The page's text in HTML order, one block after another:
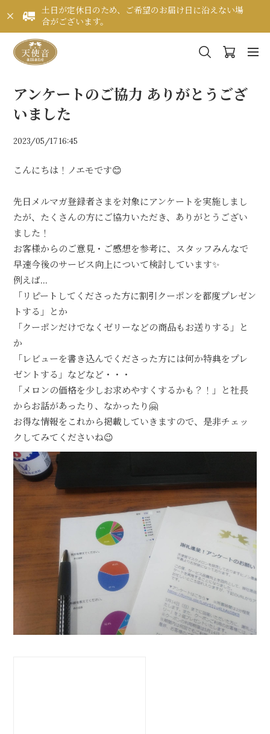
土日が定休日のため、ご希望のお届け日に沿えない場
合がございます。
アンケートのご協力 ありがとうござ
いました
2023/05/17 16:45
こんにちは！ノエモです😊
先日メルマガ登録者さまを対象にアンケートを実施しまし
たが、たくさんの方にご協力いただき、ありがとうござい
ました！
お客様からのご意見・ご感想を参考に、スタッフみんなで
早速今後のサービス向上について検討しています✨
例えば…
「リピートしてくださった方に割引クーポンを都度プレゼン
トする」とか
「クーポンだけでなくゼリーなどの商品もお送りする」と
か
「レビューを書き込んでくださった方には何か特典をプレ
ゼントする」などなど・・・
「メロンの価格を少しお求めやすくするかも？！」と社長
からお話があったり、なかったり🤗
お得な情報をこれから掲載していきますので、是非チェッ
クしてみてくださいね😉